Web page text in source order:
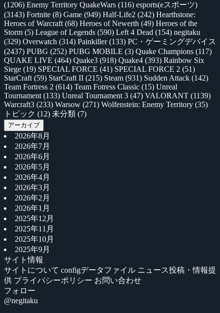
(1206) Enemy Territory QuakeWars (116) esports(eスポーツ)
(3143) Fortnite (8) Game (949) Half-Life2 (242) Hearthstone:
Heroes of Warcraft (68) Heroes of Newerth (49) Heroes of the
Storm (5) League of Legends (590) Left 4 Dead (154) negitaku
(329) Overwatch (314) Painkiller(133) PC・ゲーミングデバイス
(2437) PUBG (252) PUBG MOBILE (3) Quake Champions (117)
QUAKE LIVE (464) Quake3 (918) Quake4 (393) Rainbow Six
Siege (19) SPECIAL FORCE (41) SPECIAL FORCE 2 (51)
StarCraft (59) StarCraft II (215) Steam (931) Sudden Attack (142)
Team Fortress 2 (614) Team Fotress Classic (15) Unreal
Tournament (133) Unreal Tournament 3 (47) VALORANT (1139)
Warcraft3 (233) Warsow (271) Wolfenstein: Enemy Territory (35)
トピック (12) 未分類 (7)
アーカイブ
2026年8月
2026年7月
2026年6月
2026年5月
2026年4月
2026年3月
2026年2月
2026年1月
2025年12月
2025年11月
2025年10月
2025年9月
サイト情報
サイトについて configデータファイル ニュース投稿・情報提
供 プライバシーポリシー お問い合わせ
フォロー
@negitaku